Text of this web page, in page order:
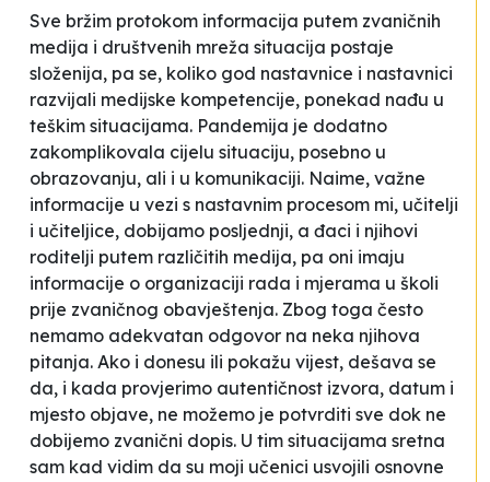
Sve bržim protokom informacija putem zvaničnih
medija i društvenih mreža situacija postaje
složenija, pa se, koliko god nastavnice i nastavnici
razvijali medijske kompetencije, ponekad nađu u
teškim situacijama. Pandemija je dodatno
zakomplikovala cijelu situaciju, posebno u
obrazovanju, ali i u komunikaciji. Naime, važne
informacije u vezi s nastavnim procesom mi, učitelji
i učiteljice, dobijamo posljednji, a đaci i njihovi
roditelji putem različitih medija, pa oni imaju
informacije o organizaciji rada i mjerama u školi
prije zvaničnog obavještenja. Zbog toga često
nemamo adekvatan odgovor na neka njihova
pitanja. Ako i donesu ili pokažu vijest, dešava se
da, i kada provjerimo autentičnost izvora, datum i
mjesto objave, ne možemo je potvrditi sve dok ne
dobijemo zvanični dopis. U tim situacijama sretna
sam kad vidim da su moji učenici usvojili osnovne